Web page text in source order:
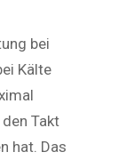
bei
Kälte
Takt
hat. Das